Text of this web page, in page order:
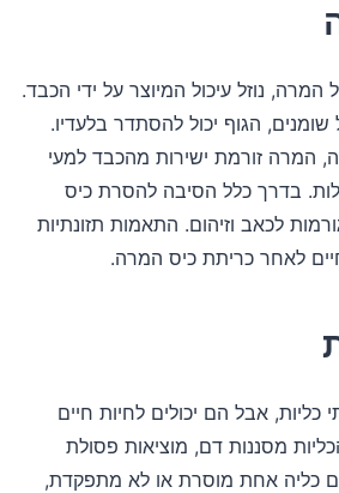
המרה, נוזל עיכול המיוצר על ידי הכבד.
שומנים, הגוף יכול להסתדר בלעדיו.
המרה זורמת ישירות מהכבד למעי
בדרך כלל הסיבה להסרת כיס
לכאב וזיהום. התאמות תזונתיות
לאחר כריתת כיס המרה.
כליות, אבל הם יכולים לחיות חיים
מסננות דם, מוציאות פסולת
אם כליה אחת מוסרת או לא מתפקדת,